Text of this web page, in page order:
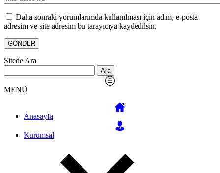
Daha sonraki yorumlarımda kullanılması için adım, e-posta
adresim ve site adresim bu tarayıcıya kaydedilsin.
Sitede Ara
MENÜ
Anasayfa
Kurumsal